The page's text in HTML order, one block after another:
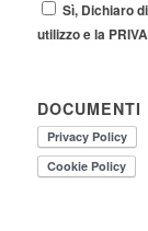
Sì, Dichiaro
utilizzo e la
DOCUMENTI